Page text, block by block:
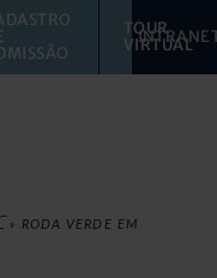
TOUR
VIRTUAL
»
RODA VERDE EM